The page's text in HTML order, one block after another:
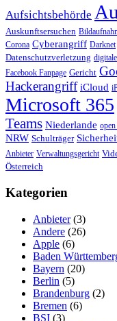
Aufsichtsbehörde
Auskunftsersuchen
Corona Cyberangriff Darknet
Datenschutzverletzung
Facebook Fanpage Gericht
Hackerangriff iCloud
Microsoft 365
Teams Niederlande
NRW Schulträger
Anbieter Verwaltungsgericht
Österreich
Kategorien
Anbieter(3)
Andere (26)
Apple (6)
Baden
Bayern (20)
Berlin (5)
Brandenburg (2)
Bremen (6)
BSI (3)